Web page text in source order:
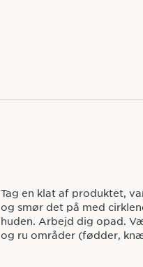
Tag en klat af produktet,
og smør det på med
huden. Arbejd dig opad.
og ru områder (fødder,